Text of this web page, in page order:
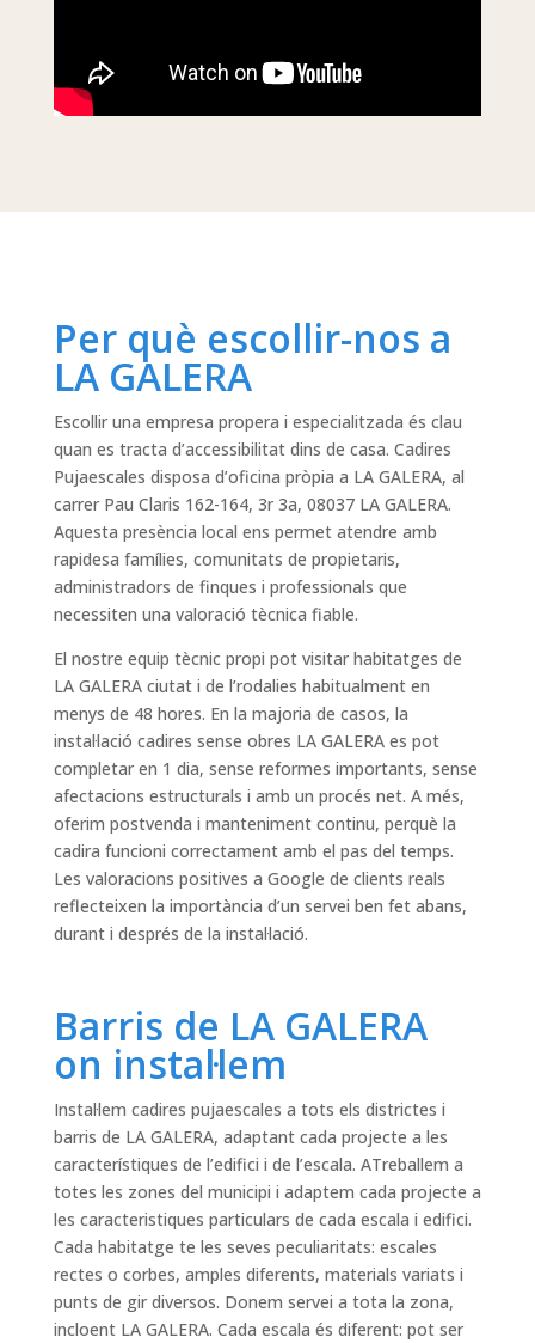
Per què escollir-nos a
LA GALERA
Escollir una empresa propera i especialitzada és clau
quan es tracta d’accessibilitat dins de casa. Cadires
Pujaescales disposa d’oficina pròpia a LA GALERA, al
carrer Pau Claris 162-164, 3r 3a, 08037 LA GALERA.
Aquesta presència local ens permet atendre amb
rapidesa famílies, comunitats de propietaris,
administradors de finques i professionals que
necessiten una valoració tècnica fiable.
El nostre equip tècnic propi pot visitar habitatges de
LA GALERA ciutat i de l’rodalies habitualment en
menys de 48 hores. En la majoria de casos, la
instal·lació cadires sense obres LA GALERA es pot
completar en 1 dia, sense reformes importants, sense
afectacions estructurals i amb un procés net. A més,
oferim postvenda i manteniment continu, perquè la
cadira funcioni correctament amb el pas del temps.
Les valoracions positives a Google de clients reals
reflecteixen la importància d’un servei ben fet abans,
durant i després de la instal·lació.
Barris de LA GALERA
on instal·lem
Instal·lem cadires pujaescales a tots els districtes i
barris de LA GALERA, adaptant cada projecte a les
característiques de l’edifici i de l’escala. ATreballem a
totes les zones del municipi i adaptem cada projecte a
les caracteristiques particulars de cada escala i edifici.
Cada habitatge te les seves peculiaritats: escales
rectes o corbes, amples diferents, materials variats i
punts de gir diversos. Donem servei a tota la zona,
incloent LA GALERA. Cada escala és diferent: pot ser